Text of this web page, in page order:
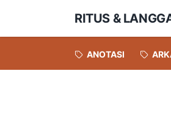
RITUS &
ANOTASI